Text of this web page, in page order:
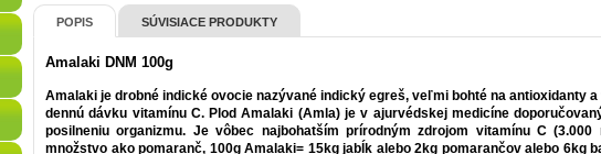
POPIS SÚVISIACE PRODUKTY
Amalaki DNM 100g
Amalaki je drobné indické ovocie nazývané indický egreš, veľmi bohté na antioxidanty
dennú dávku vitamínu C. Plod Amalaki (Amla) je v ajurvédskej medicíne
posilneniu organizmu. Je vôbec najbohatším prírodným zdrojom vitamínu C
množstvo ako pomaranč, 100g Amalaki= 15kg jabĺk alebo 2kg pomarančov alebo 6kg